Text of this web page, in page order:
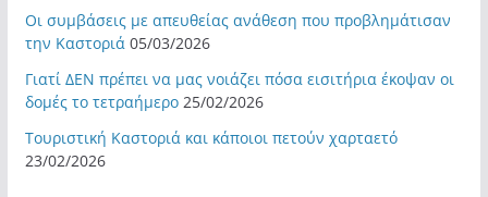
Οι συμβάσεις με απευθείας ανάθεση που προβλημάτισαν
την Καστοριά 05/03/2026
Γιατί ΔΕΝ πρέπει να μας νοιάζει πόσα εισιτήρια έκοψαν οι
δομές το τετραήμερο 25/02/2026
Τουριστική Καστοριά και κάποιοι πετούν χαρταετό
23/02/2026